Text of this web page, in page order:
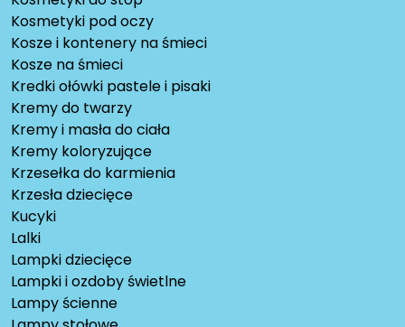
Kosmetyki pod oczy
Kosze i kontenery na śmieci
Kosze na śmieci
Kredki ołówki pastele i pisaki
Kremy do twarzy
Kremy i masła do ciała
Kremy koloryzujące
Krzesełka do karmienia
Krzesła dziecięce
Kucyki
Lalki
Lampki dziecięce
Lampki i ozdoby świetlne
Lampy ścienne